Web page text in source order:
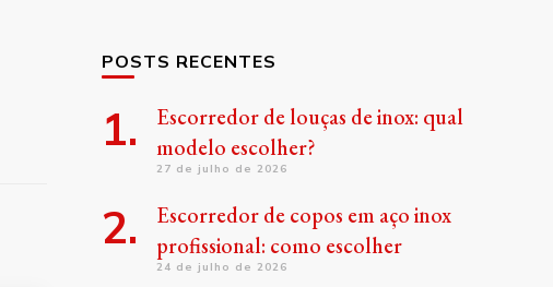
POSTS RECENTES
Escorredor de louças de inox: qual
modelo escolher?
27 de julho de 2026
Escorredor de copos em aço inox
profissional: como escolher
24 de julho de 2026